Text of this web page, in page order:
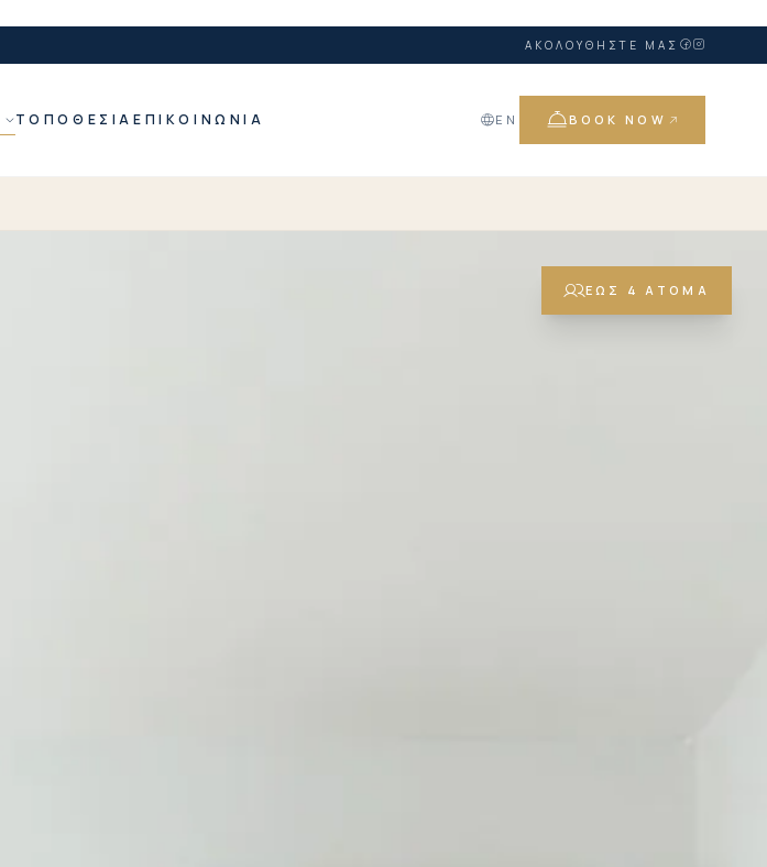
ΑΚΟΛΟΥΘΉΣΤΕ ΜΑΣ
ΤΟΠΟΘΕΣΊΑ ΕΠΙΚΟΙΝΩΝΊΑ EN BOOK NOW
ΈΩΣ 4 ΆΤΟΜΑ